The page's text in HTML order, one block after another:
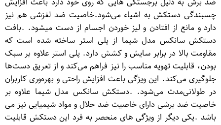
چسبندگی دستکش به اشیاء می‌شود.خاصیت ضد لغزشی هم نیز
دارد و مانع از افتادن و لیز خوردن اجسام از دست میشود. .بافت
دستکش سانکس مدل شیما از پلی استر ساخته شده است که
مقاومت بالا در برابر سایش و کشش دارد. پلی استر علاوه بر سبک
بودن، قابلیت تهویه مناسب را نیز فراهم می‌کند و از تعریق دست‌ها
جلوگیری می‌کند. این ویژگی باعث افزایش راحتی و بهره‌وری کاربران
در طولانی‌مدت می‌شود. .دستکش سانکس مدل شیما علاوه بر
خاصیت ضد برشی دارای خاصیت ضد حلال و مواد شیمیایی نیز می
باشد .یکی دیگر از ویژگی های منحصر به فرد این دستکش قابلیت